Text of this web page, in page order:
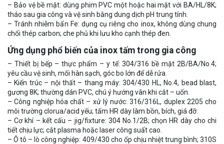
– Bảo vệ bề mặt: dùng phim PVC một hoặc hai mặt với BA/HL/8K;
tháo sau gia công và vệ sinh bằng dung dịch pH trung tính.
– Tránh nhiễm bẩn Fe: dụng cụ riêng cho inox, không dùng chung
chổi thép carbon; che phủ khi lưu kho cạnh thép đen.
Ứng dụng phổ biến của inox tấm trong gia công
– Thiết bị bếp – thực phẩm – y tế: 304/316 bề mặt 2B/BA/No.4;
yêu cầu vệ sinh, mối hàn sạch, góc bo lớn để dễ rửa.
– Kiến trúc – nội thất – thang máy: 304/430 HL, No.4, bead blast,
gương 8K; thường dán PVC, chú ý hướng vân khi cắt – uốn.
– Công nghiệp hóa chất – xử lý nước: 316/316L, duplex 2205 cho
môi trường clorua/acid yếu; tấm HR dày làm bồn, bích, giá đỡ.
– Cơ khí – kết cấu – jig/fixture: 304 No.1/2B; chọn HR dày cho chi
tiết chịu lực; cắt plasma hoặc laser công suất cao.
– Ô tô – lò công nghiệp: 409/430 cho ốp chịu nhiệt trung bình; 310S